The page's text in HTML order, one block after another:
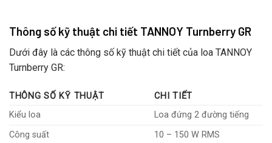
Thông số kỹ thuật chi tiết TANNOY Turnberry GR
Dưới đây là các thông số kỹ thuật chi tiết của loa TANNOY
Turnberry GR:
THÔNG SỐ KỸ THUẬT
CHI TIẾT
Kiểu loa
Loa đứng 2 đường tiếng
Công suất
10 – 150 W RMS